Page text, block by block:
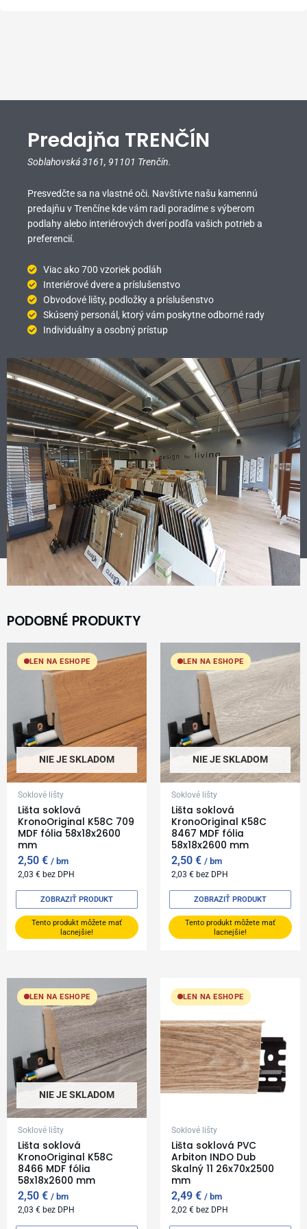
Predajňa TRENČÍN
Soblahovská 3161, 91101 Trenčín.
Presvedčte sa na vlastné oči. Navštívte našu kamennú
predajňu v Trenčíne kde vám radi poradíme s výberom
podlahy alebo interiérových dverí podľa vašich potrieb a
preferencií.
Viac ako 700 vzoriek podláh
Interiérové dvere a príslušenstvo
Obvodové lišty, podložky a príslušenstvo
Skúsený personál, ktorý vám poskytne odborné rady
Individuálny a osobný prístup
PODOBNÉ PRODUKTY
LEN NA ESHOPE
NIE JE SKLADOM
Soklové lišty
Lišta soklová
KronoOriginal K58C 709
MDF fólia 58x18x2600
mm
2,50€ bm
2,03€ bez DPH
Tento produkt môžete mať
lacnejšie!
ZOBRAZIŤ PRODUKT
LEN NA ESHOPE
NIE JE SKLADOM
Soklové lišty
Lišta soklová
KronoOriginal K58C
8467 MDF fólia
58x18x2600 mm
2,50€ bm
2,03€ bez DPH
Tento produkt môžete mať
lacnejšie!
ZOBRAZIŤ PRODUKT
LEN NA ESHOPE
NIE JE SKLADOM
Soklové lišty
Lišta soklová
KronoOriginal K58C
8466 MDF fólia
58x18x2600 mm
2,50€ bm
2,03€ bez DPH
LEN NA ESHOPE
Soklové lišty
Lišta soklová PVC
Arbiton INDO Dub
Skalný 11 26x70x2500
mm
2,49€ bm
2,02€ bez DPH